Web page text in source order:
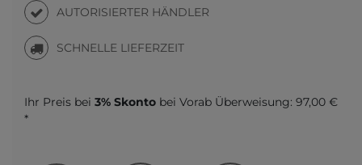
AUTORISIERTER HÄNDLER
SCHNELLE LIEFERZEIT
Ihr Preis bei 3% Skonto bei Vorab Überweisung: 97,00 €
*